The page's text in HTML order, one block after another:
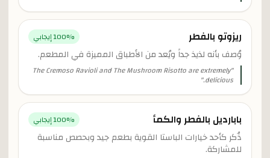
ريزوتو بالفطر 100% إيجابي
وُصف بأنه لذيذ جداً ويُعد من الأطباق المميزة في المطعم.
"
The Cremoso Ravioli and The Mushroom Risotto are extremely
delicious.
"
بابارديل بالفطر والكمأ 100% إيجابي
ذُكر كأحد خيارات الباستا القوية بطعم جيد وبحصص مناسبة
للمشاركة.